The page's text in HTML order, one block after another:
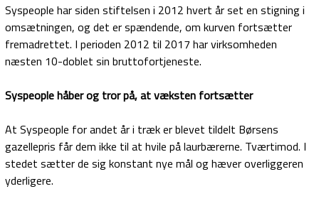
Syspeople har siden stiftelsen i 2012 hvert år set en stigning i
omsætningen, og det er spændende, om kurven fortsætter
fremadrettet. I perioden 2012 til 2017 har virksomheden
næsten 10-doblet sin bruttofortjeneste.
Syspeople håber og tror på, at væksten fortsætter
At Syspeople for andet år i træk er blevet tildelt Børsens
gazellepris får dem ikke til at hvile på laurbærerne. Tværtimod. I
stedet sætter de sig konstant nye mål og hæver overliggeren
yderligere.